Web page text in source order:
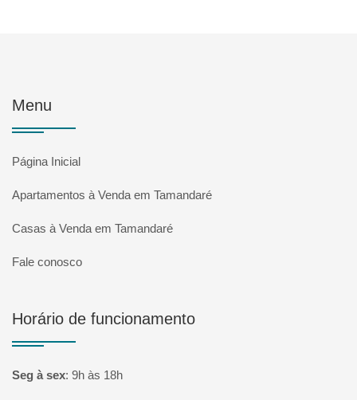
Menu
Página Inicial
Apartamentos à Venda em Tamandaré
Casas à Venda em Tamandaré
Fale conosco
Horário de funcionamento
Seg à sex: 9h às 18h